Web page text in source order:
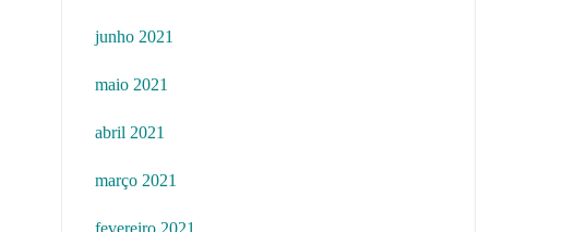
junho 2021
maio 2021
abril 2021
março 2021